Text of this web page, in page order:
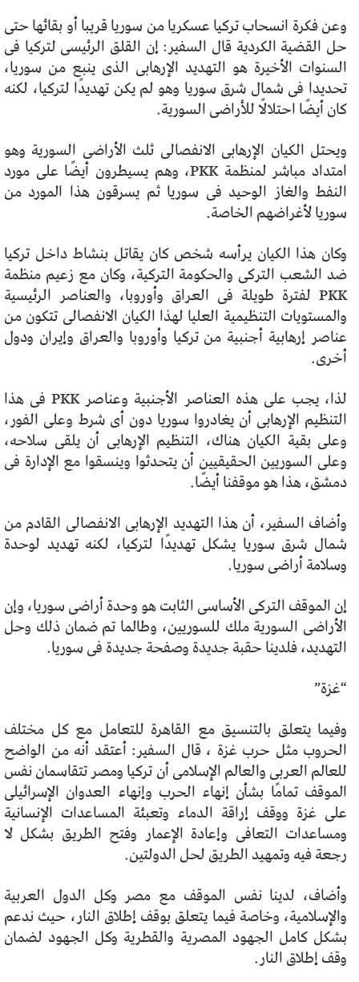
وعن فكرة انسحاب تركيا عسكريا من سوريا قريبا أو بقائها حتى
حل القضية الكردية قال السفير: إن القلق الرئيسى لتركيا فى
السنوات الأخيرة هو التهديد الإرهابى الذى ينبع من سوريا،
تحديدا فى شمال شرق سوريا وهو لم يكن تهديدًا لتركيا، لكنه
كان أيضًا احتلالًا للأراضى السورية.
ويحتل الكيان الإرهابى الانفصالى ثلث الأراضى السورية وهو
امتداد مباشر لمنظمة PKK، وهم يسيطرون أيضًا على مورد
النفط والغاز الوحيد فى سوريا ثم يسرقون هذا المورد من
سوريا لأغراضهم الخاصة.
وكان هذا الكيان يرأسه شخص كان يقاتل بنشاط داخل تركيا
ضد الشعب التركى والحكومة التركية، وكان مع زعيم منظمة
PKK لفترة طويلة فى العراق وأوروبا، والعناصر الرئيسية
والمستويات التنظيمية العليا لهذا الكيان الانفصالى تتكون من
عناصر إرهابية أجنبية من تركيا وأوروبا والعراق وإيران ودول
أخرى.
لذا، يجب على هذه العناصر الأجنبية وعناصر PKK فى هذا
التنظيم الإرهابى أن يغادروا سوريا دون أى شرط وعلى الفور،
وعلى بقية الكيان هناك، التنظيم الإرهابى أن يلقى سلاحه،
وعلى السوريين الحقيقيين أن يتحدثوا وينسقوا مع الإدارة فى
دمشق، هذا هو موقفنا أيضًا.
وأضاف السفير، أن هذا التهديد الإرهابى الانفصالى القادم من
شمال شرق سوريا يشكل تهديدًا لتركيا، لكنه تهديد لوحدة
وسلامة أراضى سوريا.
إن الموقف التركى الأساسى الثابت هو وحدة أراضى سوريا، وإن
الأراضى السورية ملك للسوريين، وطالما تم ضمان ذلك وحل
التهديد، فلدينا حقبة جديدة وصفحة جديدة فى سوريا.
“غزة”
وفيما يتعلق بالتنسيق مع القاهرة للتعامل مع كل مختلف
الحروب مثل حرب غزة ، قال السفير: أعتقد أنه من الواضح
للعالم العربى والعالم الإسلامى أن تركيا ومصر تتقاسمان نفس
الموقف تمامًا بشأن إنهاء الحرب وإنهاء العدوان الإسرائيلى
على غزة ووقف إراقة الدماء وتعبئة المساعدات الإنسانية
ومساعدات التعافى وإعادة الإعمار وفتح الطريق بشكل لا
رجعة فيه وتمهيد الطريق لحل الدولتين.
وأضاف، لدينا نفس الموقف مع مصر وكل الدول العربية
والإسلامية، وخاصة فيما يتعلق بوقف إطلاق النار، حيث ندعم
بشكل كامل الجهود المصرية والقطرية وكل الجهود لضمان
وقف إطلاق النار.